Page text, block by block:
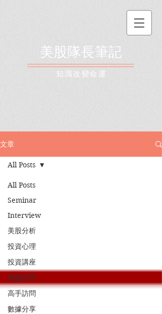
美股隊長筆記
​知識改變命運
文章
All Posts
Seminar
Interview
美股分析
投資心理
投資講座
傳媒訪問
高手訪問
數據分享
All Posts